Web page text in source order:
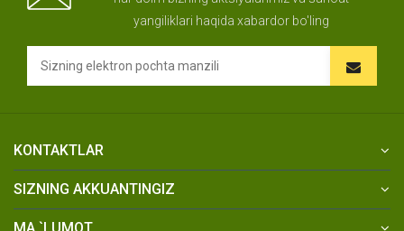
yangiliklari haqida xabardor bo'ling
KONTAKTLAR
SIZNING AKKUANTINGIZ
MA `LUMOT